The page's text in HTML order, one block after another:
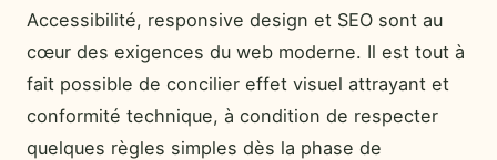
Accessibilité, responsive design et SEO sont au
cœur des exigences du web moderne. Il est tout à
fait possible de concilier effet visuel attrayant et
conformité technique, à condition de respecter
quelques règles simples dès la phase de